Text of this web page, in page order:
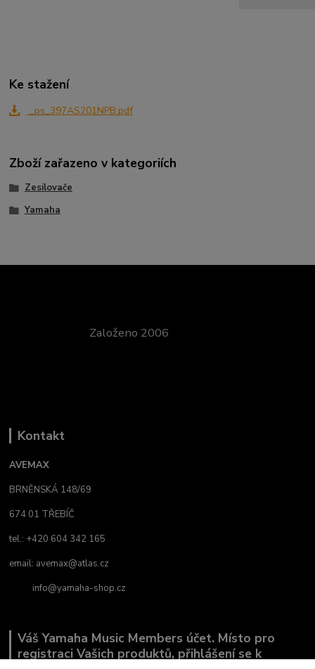
Ke stažení
_ps_397AS201NPB.pdf
Zboží zařazeno v kategoriích
Zesilovače
Yamaha
Založeno 2006
Kontakt
AVEMAX
BRNĚNSKÁ 148/69
674 01 TŘEBÍČ
tel.: +420 604 342 165
email: avemax@atlas.cz
info@yamaha-shop.cz
Váš Yamaha Music Members účet. Místo pro
registraci Vašich produktů, přihlášení se k